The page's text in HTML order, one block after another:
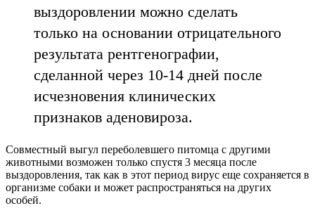
выздоровлении можно сделать
только на основании отрицательного
результата рентгенографии,
сделанной через 10-14 дней после
исчезновения клинических
признаков аденовироза.
Совместный выгул переболевшего питомца с другими
животными возможен только спустя 3 месяца после
выздоровления, так как в этот период вирус еще сохраняется в
организме собаки и может распространяться на других
особей.